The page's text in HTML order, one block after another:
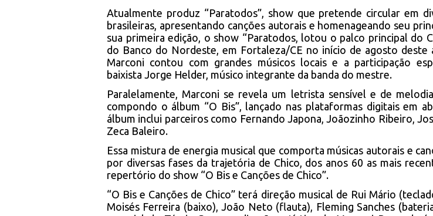
Atualmente produz “Paratodos”, show que pretende circular em
brasileiras, apresentando canções autorais e homenageando seu
sua primeira edição, o show “Paratodos, lotou o palco principal do
do Banco do Nordeste, em Fortaleza/CE no início de agosto deste
Marconi contou com grandes músicos locais e a participação
baixista Jorge Helder, músico integrante da banda do mestre.
Paralelamente, Marconi se revela um letrista sensível e de
compondo o álbum “O Bis”, lançado nas plataformas digitais em
álbum inclui parceiros como Fernando Japona, Joãozinho Ribeiro,
Zeca Baleiro.
Essa mistura de energia musical que comporta músicas autorais e
por diversas fases da trajetória de Chico, dos anos 60 as mais
repertório do show “O Bis e Canções de Chico”.
“O Bis e Canções de Chico” terá direção musical de Rui Mário
Moisés Ferreira (baixo), João Neto (flauta), Fleming Sanches